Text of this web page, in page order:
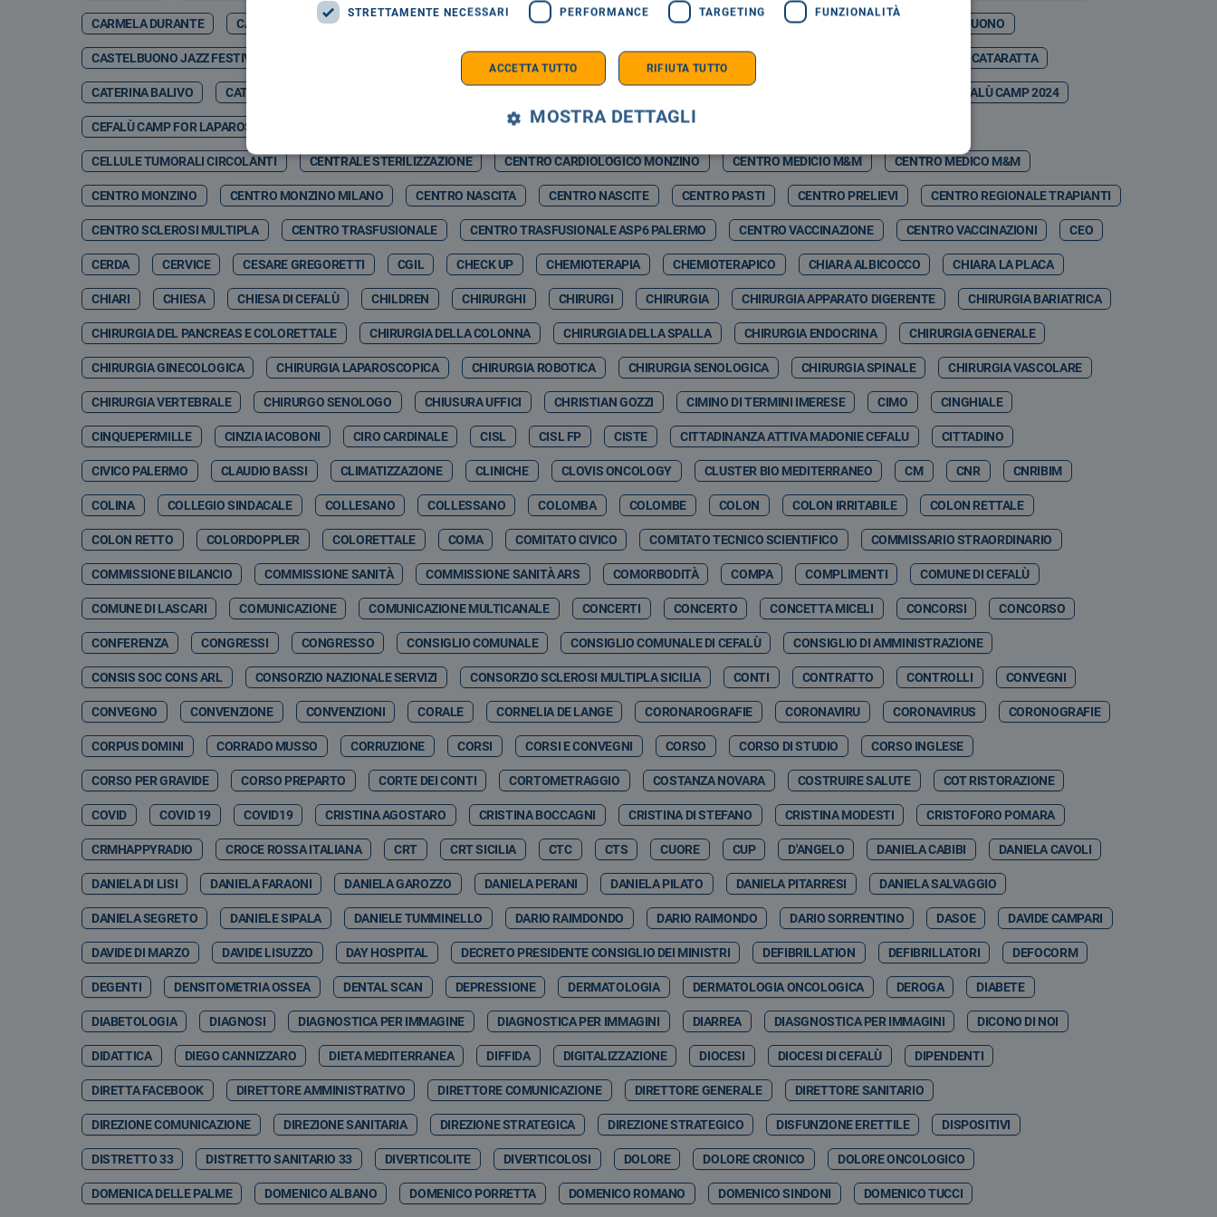
CARMELA DURANTE CARMELO DI GIORGIO CASAGIT SALUTE CASERMA BOTTA CASO MARTINA CASTELBUONO
CASTELBUONO JAZZ FESTIVAL CASTELBUONO JAZZ WINTER CASTELBUONO SCIENZA CASTELBUONO WINTER FESTIVAL CATARATTA
CATERINA BALIVO CATETERE TETRAPOLARE CEFALÙ CAMP 2024
CEFALÙ CAMP FOR LAPAROSCOPIC & ROBOTIC SURGERY & ARTIFCIAL INTELLIGENCE CEFALÙ ENERGIA SPA
CELLULE TUMORALI CIRCOLANTI CENTRALE STERILIZZAZIONE CENTRO CARDIOLOGICO MONZINO CENTRO MEDICIO M&M CENTRO MEDICO M&M
CENTRO MONZINO CENTRO MONZINO MILANO CENTRO NASCITA CENTRO NASCITE CENTRO PASTI CENTRO PRELIEVI CENTRO REGIONALE TRAPIANTI
CENTRO SCLEROSI MULTIPLA CENTRO TRASFUSIONALE CENTRO TRASFUSIONALE ASP6 PALERMO CENTRO VACCINAZIONE CENTRO VACCINAZIONI CEO
CERDA CERVICE CESARE GREGORETTI CGIL CHECK UP CHEMIOTERAPIA CHEMIOTERAPICO CHIARA ALBICOCCO CHIARA LA PLACA
CHIARI CHIESA CHIESA DI CEFALÙ CHILDREN CHIRURGHI CHIRURGI CHIRURGIA CHIRURGIA APPARATO DIGERENTE CHIRURGIA BARIATRICA
CHIRURGIA DEL PANCREAS E COLORETTALE CHIRURGIA DELLA COLONNA CHIRURGIA DELLA SPALLA CHIRURGIA ENDOCRINA CHIRURGIA GENERALE
CHIRURGIA GINECOLOGICA CHIRURGIA LAPAROSCOPICA CHIRURGIA ROBOTICA CHIRURGIA SENOLOGICA CHIRURGIA SPINALE CHIRURGIA VASCOLARE
CHIRURGIA VERTEBRALE CHIRURGO SENOLOGO CHIUSURA UFFICI CHRISTIAN GOZZI CIMINO DI TERMINI IMERESE CIMO CINGHIALE
CINQUEPERMILLE CINZIA IACOBONI CIRO CARDINALE CISL CISL FP CISTE CITTADINANZA ATTIVA MADONIE CEFALU CITTADINO
CIVICO PALERMO CLAUDIO BASSI CLIMATIZZAZIONE CLINICHE CLOVIS ONCOLOGY CLUSTER BIO MEDITERRANEO CM CNR CNRIBIM
COLINA COLLEGIO SINDACALE COLLESANO COLLESSANO COLOMBA COLOMBE COLON COLON IRRITABILE COLON RETTALE
COLON RETTO COLORDOPPLER COLORETTALE COMA COMITATO CIVICO COMITATO TECNICO SCIENTIFICO COMMISSARIO STRAORDINARIO
COMMISSIONE BILANCIO COMMISSIONE SANITÀ COMMISSIONE SANITÀ ARS COMORBODITÀ COMPA COMPLIMENTI COMUNE DI CEFALÙ
COMUNE DI LASCARI COMUNICAZIONE COMUNICAZIONE MULTICANALE CONCERTI CONCERTO CONCETTA MICELI CONCORSI CONCORSO
CONFERENZA CONGRESSI CONGRESSO CONSIGLIO COMUNALE CONSIGLIO COMUNALE DI CEFALÙ CONSIGLIO DI AMMINISTRAZIONE
CONSIS SOC CONS ARL CONSORZIO NAZIONALE SERVIZI CONSORZIO SCLEROSI MULTIPLA SICILIA CONTI CONTRATTO CONTROLLI CONVEGNI
CONVEGNO CONVENZIONE CONVENZIONI CORALE CORNELIA DE LANGE CORONAROGRAFIE CORONAVIRU CORONAVIRUS CORONOGRAFIE
CORPUS DOMINI CORRADO MUSSO CORRUZIONE CORSI CORSI E CONVEGNI CORSO CORSO DI STUDIO CORSO INGLESE
CORSO PER GRAVIDE CORSO PREPARTO CORTE DEI CONTI CORTOMETRAGGIO COSTANZA NOVARA COSTRUIRE SALUTE COT RISTORAZIONE
COVID COVID 19 COVID19 CRISTINA AGOSTARO CRISTINA BOCCAGNI CRISTINA DI STEFANO CRISTINA MODESTI CRISTOFORO POMARA
CRMHAPPYRADIO CROCE ROSSA ITALIANA CRT CRT SICILIA CTC CTS CUORE CUP D'ANGELO DANIELA CABIBI DANIELA CAVOLI
DANIELA DI LISI DANIELA FARAONI DANIELA GAROZZO DANIELA PERANI DANIELA PILATO DANIELA PITARRESI DANIELA SALVAGGIO
DANIELA SEGRETO DANIELE SIPALA DANIELE TUMMINELLO DARIO RAIMDONDO DARIO RAIMONDO DARIO SORRENTINO DASOE DAVIDE CAMPARI
DAVIDE DI MARZO DAVIDE LISUZZO DAY HOSPITAL DECRETO PRESIDENTE CONSIGLIO DEI MINISTRI DEFIBRILLATION DEFIBRILLATORI DEFOCORM
DEGENTI DENSITOMETRIA OSSEA DENTAL SCAN DEPRESSIONE DERMATOLOGIA DERMATOLOGIA ONCOLOGICA DEROGA DIABETE
DIABETOLOGIA DIAGNOSI DIAGNOSTICA PER IMMAGINE DIAGNOSTICA PER IMMAGINI DIARREA DIASGNOSTICA PER IMMAGINI DICONO DI NOI
DIDATTICA DIEGO CANNIZZARO DIETA MEDITERRANEA DIFFIDA DIGITALIZZAZIONE DIOCESI DIOCESI DI CEFALÙ DIPENDENTI
DIRETTA FACEBOOK DIRETTORE AMMINISTRATIVO DIRETTORE COMUNICAZIONE DIRETTORE GENERALE DIRETTORE SANITARIO
DIREZIONE COMUNICAZIONE DIREZIONE SANITARIA DIREZIONE STRATEGICA DIREZIONE STRATEGICO DISFUNZIONE ERETTILE DISPOSITIVI
DISTRETTO 33 DISTRETTO SANITARIO 33 DIVERTICOLITE DIVERTICOLOSI DOLORE DOLORE CRONICO DOLORE ONCOLOGICO
DOMENICA DELLE PALME DOMENICO ALBANO DOMENICO PORRETTA DOMENICO ROMANO DOMENICO SINDONI DOMENICO TUCCI
STRETTAMENTE NECESSARI PERFORMANCE TARGETING FUNZIONALITÀ
ACCETTA TUTTO RIFIUTA TUTTO
MOSTRA DETTAGLI